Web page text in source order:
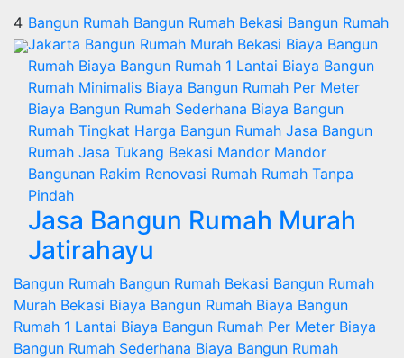
4 Bangun Rumah Bangun Rumah Bekasi Bangun Rumah
Jakarta Bangun Rumah Murah Bekasi Biaya Bangun
Rumah Biaya Bangun Rumah 1 Lantai Biaya Bangun
Rumah Minimalis Biaya Bangun Rumah Per Meter
Biaya Bangun Rumah Sederhana Biaya Bangun
Rumah Tingkat Harga Bangun Rumah Jasa Bangun
Rumah Jasa Tukang Bekasi Mandor Mandor
Bangunan Rakim Renovasi Rumah Rumah Tanpa
Pindah
Jasa Bangun Rumah Murah
Jatirahayu
Bangun Rumah Bangun Rumah Bekasi Bangun Rumah
Murah Bekasi Biaya Bangun Rumah Biaya Bangun
Rumah 1 Lantai Biaya Bangun Rumah Per Meter Biaya
Bangun Rumah Sederhana Biaya Bangun Rumah